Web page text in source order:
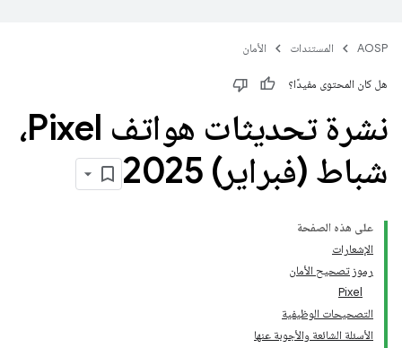
AOSP المستندات الأمان
هل كان المحتوى مفيدًا؟
نشرة تحديثات هواتف Pixel،
شباط (فبراير) 2025
على هذه الصفحة
الإشعارات
رموز تصحيح الأمان
Pixel
التصحيحات الوظيفية
الأسئلة الشائعة والأجوبة عنها